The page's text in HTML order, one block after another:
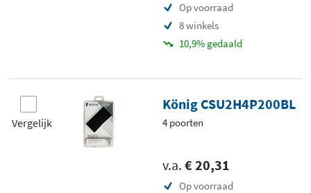
Op voorraad
8 winkels
10,9% gedaald
Vergelijk
König CSU2H4P200BL
4 poorten
v.a. € 20,31
Op voorraad